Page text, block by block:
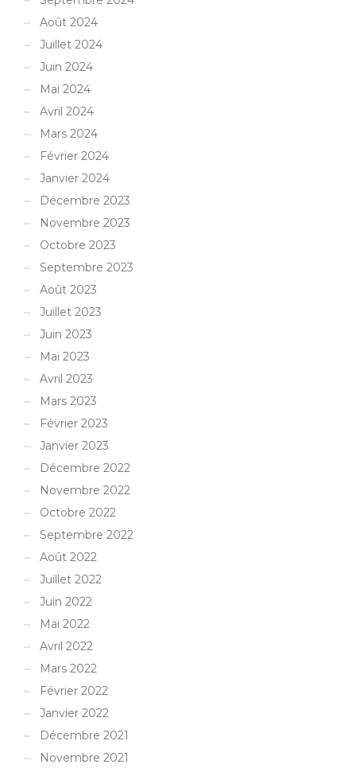
Août 2024
Juillet 2024
Juin 2024
Mai 2024
Avril 2024
Mars 2024
Février 2024
Janvier 2024
Décembre 2023
Novembre 2023
Octobre 2023
Septembre 2023
Août 2023
Juillet 2023
Juin 2023
Mai 2023
Avril 2023
Mars 2023
Février 2023
Janvier 2023
Décembre 2022
Novembre 2022
Octobre 2022
Septembre 2022
Août 2022
Juillet 2022
Juin 2022
Mai 2022
Avril 2022
Mars 2022
Février 2022
Janvier 2022
Décembre 2021
Novembre 2021